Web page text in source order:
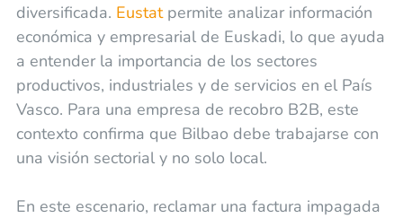
diversificada. Eustatpermite analizar información
económica y empresarial de Euskadi, lo que ayuda
a entender la importancia de los sectores
productivos, industriales y de servicios en el País
Vasco. Para una empresa de recobro B2B, este
contexto confirma que Bilbao debe trabajarse con
una visión sectorial y no solo local.
En este escenario, reclamar una factura impagada